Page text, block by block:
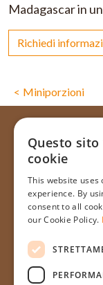
Madagascar in
Richiedi
Miniporzioni
Via Galata,
+39 010
+39 348
Chi siamo
Questo
cookie
This website
experience. By
consent to all
our Cookie Policy.